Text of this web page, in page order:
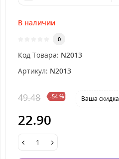
В наличии
0
Код Товара: N2013
Артикул: N2013
49.48 -54 % Ваша cкидка
22.90